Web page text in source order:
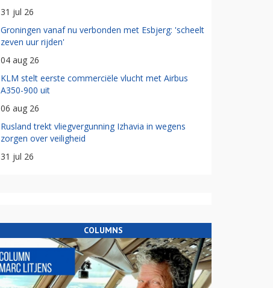
31 jul 26
Groningen vanaf nu verbonden met Esbjerg: 'scheelt
zeven uur rijden'
04 aug 26
KLM stelt eerste commerciële vlucht met Airbus
A350-900 uit
06 aug 26
Rusland trekt vliegvergunning Izhavia in wegens
zorgen over veiligheid
31 jul 26
COLUMNS